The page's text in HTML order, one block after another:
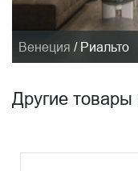
Венеция / Риальто
Другие товары